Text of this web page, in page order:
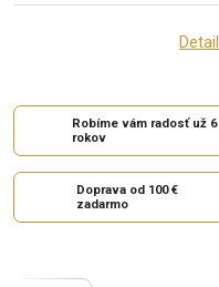
Robíme vám radosť už 6
rokov
Doprava od 100 €
zadarmo